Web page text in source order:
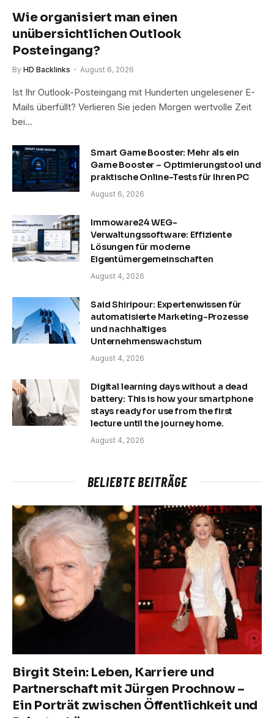
Wie organisiert man einen
unübersichtlichen Outlook
Posteingang?
By HD Backlinks August 6, 2026
Ist Ihr Outlook-Posteingang mit Hunderten ungelesener E-
Mails überfüllt? Verlieren Sie jeden Morgen wertvolle Zeit
bei…
Smart Game Booster: Mehr als ein
Game Booster – Optimierungstool und
praktische Online-Tests für Ihren PC
August 6, 2026
Immoware24 WEG-
Verwaltungssoftware: Effiziente
Lösungen für moderne
Eigentümergemeinschaften
August 4, 2026
Said Shiripour: Expertenwissen für
automatisierte Marketing-Prozesse
und nachhaltiges
Unternehmenswachstum
August 4, 2026
Digital learning days without a dead
battery: This is how your smartphone
stays ready for use from the first
lecture until the journey home.
August 4, 2026
BELIEBTE BEITRÄGE
Birgit Stein: Leben, Karriere und
Partnerschaft mit Jürgen Prochnow –
Ein Porträt zwischen Öffentlichkeit und